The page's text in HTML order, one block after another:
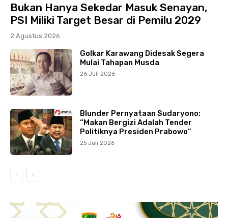
Bukan Hanya Sekedar Masuk Senayan,
PSI Miliki Target Besar di Pemilu 2029
2 Agustus 2026
Golkar Karawang Didesak Segera
Mulai Tahapan Musda
26 Juli 2026
Blunder Pernyataan Sudaryono:
“Makan Bergizi Adalah Tender
Politiknya Presiden Prabowo”
25 Juli 2026